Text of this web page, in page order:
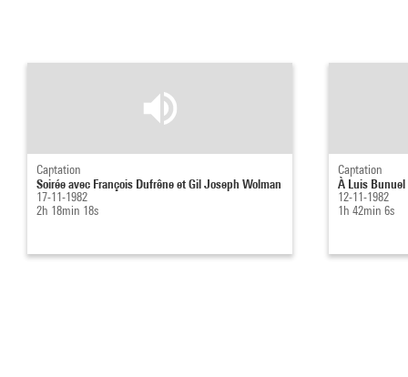
Captation
Soirée avec François Dufrêne et Gil Joseph Wolman
17-11-1982
2h 18min 18s
Captation
À Luis
12-11-1982
1h 42min 6s